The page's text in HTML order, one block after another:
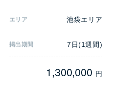
エリア 池袋エリア
掲出期間 7日(1週間)
1,300,000 円